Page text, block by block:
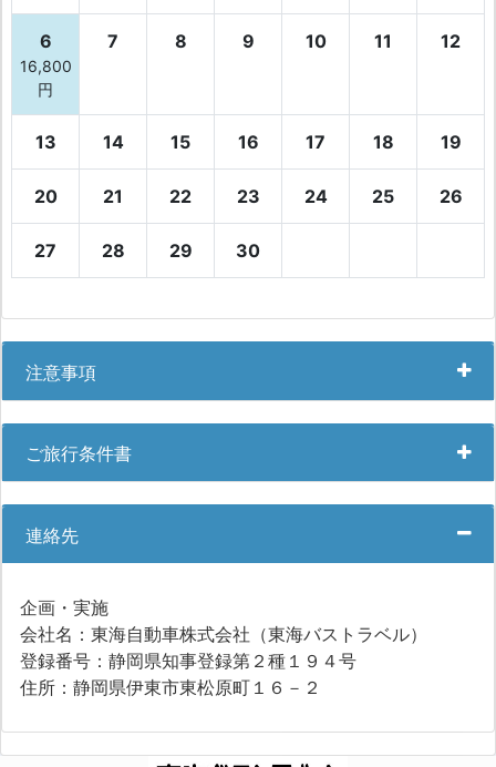
6
16,800
円
7 8 9 10 11 12
13 14 15 16 17 18 19
20 21 22 23 24 25 26
27 28 29 30
注意事項
ご旅行条件書
連絡先
企画・実施
会社名：東海自動車株式会社（東海バストラベル）
登録番号：静岡県知事登録第２種１９４号
住所：静岡県伊東市東松原町１６－２